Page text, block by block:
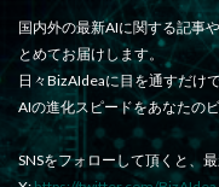
国内外の最新AIに関する記事
とめてお届けします。
日々BizAIdeaに目を通すだけ
AIの進化スピードをあなたの
SNSをフォローして頂くと、